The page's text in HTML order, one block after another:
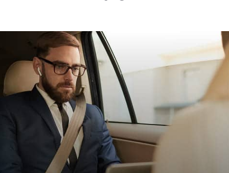
Transports professionnels
Je vous propose un service de transport dédié aux
déplacements d’affaires, adapté à vos besoins et à vos
contraintes. Que ce soit pour un rendez-vous, une réunion
ou bien un évènement, profitez d’un service ponctuel, discret
et confortable.